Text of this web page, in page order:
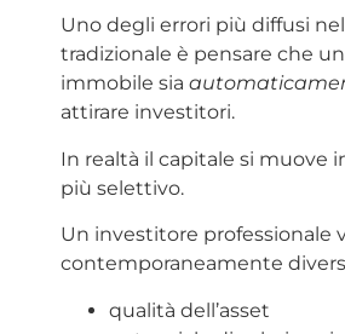
Uno degli errori più diffusi
tradizionale è pensare che
immobile sia
attirare investitori.
In realtà il capitale si muove
più selettivo.
Un investitore professionale
contemporaneamente
qualità dell’asset